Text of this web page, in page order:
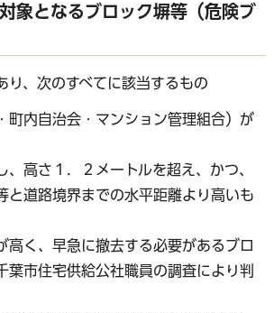
対象となるブロック塀等（危険ブ
り、次のすべてに該当するもの
内自治会・マンション管理組合）が
高さ１．２メートルを超え、かつ、
と道路境界までの水平距離より高いも
く、早急に撤去する必要があるブロ
葉市住宅供給公社職員の調査により判